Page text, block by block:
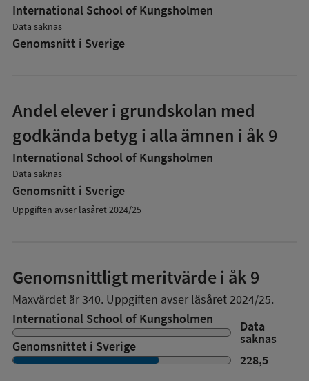
International School of Kungsholmen
Data saknas
Genomsnitt i Sverige
Andel elever i grundskolan med
godkända betyg i alla ämnen i åk 9
International School of Kungsholmen
Data saknas
Genomsnitt i Sverige
Uppgiften avser läsåret 2024/25
Genomsnittligt meritvärde i åk 9
Maxvärdet är 340. Uppgiften avser läsåret 2024/25.
International School of Kungsholmen
Data
saknas
Genomsnittet i Sverige
228,5